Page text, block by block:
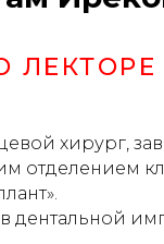
ЛЕКТОРЕ
хирург,
отделением
дентальной